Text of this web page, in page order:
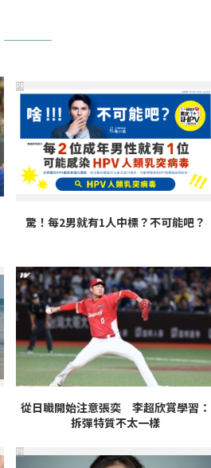
驚！每2男就有1人中標？不可能吧？
PR
從日職開始注意張奕 李超欣賞學習：
拆彈特質不太一樣
PR